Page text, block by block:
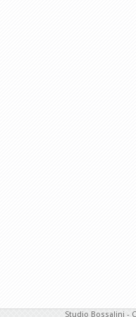
Studio Bossalini -